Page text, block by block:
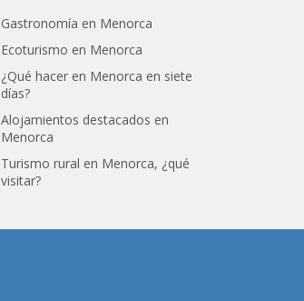
Gastronomía en Menorca
Ecoturismo en Menorca
¿Qué hacer en Menorca en siete
días?
Alojamientos destacados en
Menorca
Turismo rural en Menorca, ¿qué
visitar?